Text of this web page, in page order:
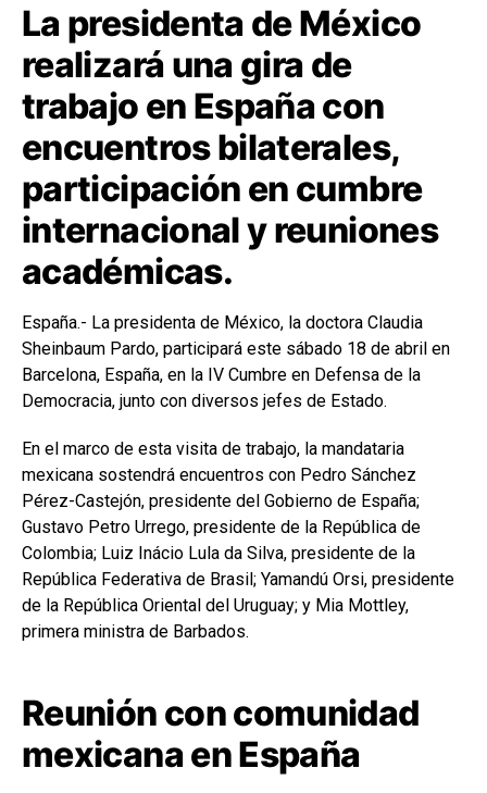
La presidenta de México
realizará una gira de
trabajo en España con
encuentros bilaterales,
participación en cumbre
internacional y reuniones
académicas.
España.- La presidenta de México, la doctora Claudia
Sheinbaum Pardo, participará este sábado 18 de abril en
Barcelona, España, en la IV Cumbre en Defensa de la
Democracia, junto con diversos jefes de Estado.
En el marco de esta visita de trabajo, la mandataria
mexicana sostendrá encuentros con Pedro Sánchez
Pérez-Castejón, presidente del Gobierno de España;
Gustavo Petro Urrego, presidente de la República de
Colombia; Luiz Inácio Lula da Silva, presidente de la
República Federativa de Brasil; Yamandú Orsi, presidente
de la República Oriental del Uruguay; y Mia Mottley,
primera ministra de Barbados.
Reunión con comunidad
mexicana en España